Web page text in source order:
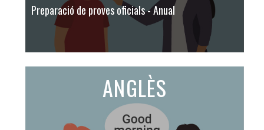
Preparació de proves oficials- Anual
ANGLÈS